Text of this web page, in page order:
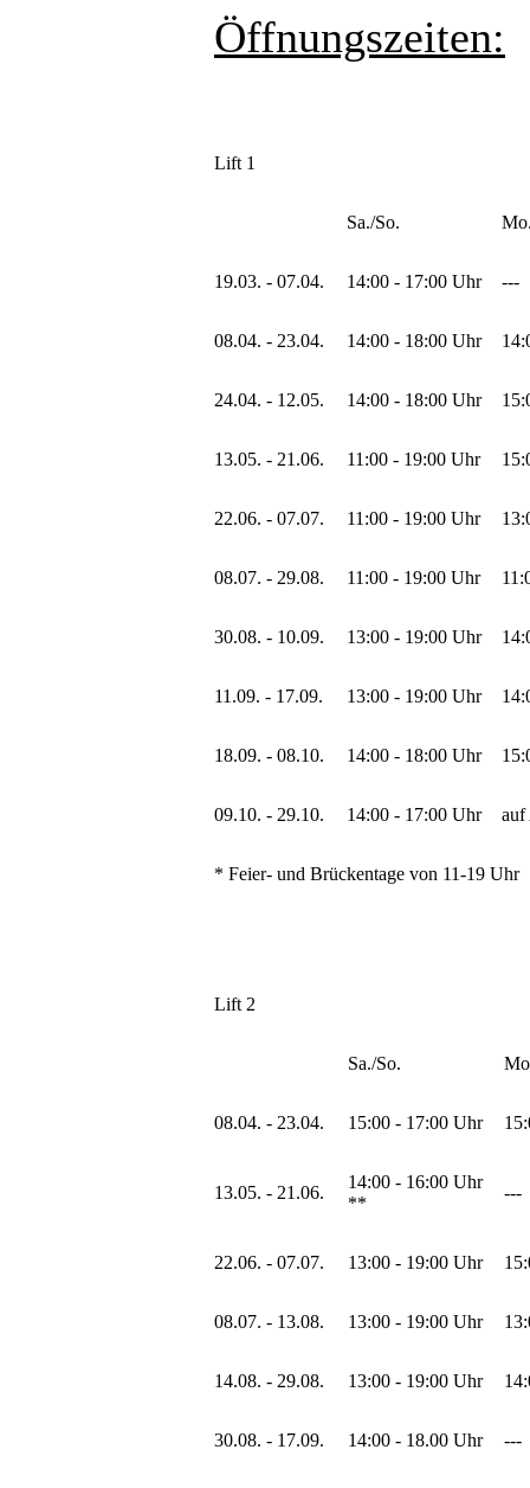
Öffnungszeiten:
Lift 1
Sa./So.
19.03. - 07.04. 14:00 - 17:00 Uhr ---
08.04. - 23.04. 14:00 - 18:00 Uhr
24.04. - 12.05. 14:00 - 18:00 Uhr
13.05. - 21.06. 11:00 - 19:00 Uhr
22.06. - 07.07. 11:00 - 19:00 Uhr
08.07. - 29.08. 11:00 - 19:00 Uhr
30.08. - 10.09. 13:00 - 19:00 Uhr
11.09. - 17.09. 13:00 - 19:00 Uhr
18.09. - 08.10. 14:00 - 18:00 Uhr
09.10. - 29.10. 14:00 - 17:00 Uhr auf
* Feier- und Brückentage von 11-19 Uhr
Lift 2
Sa./So.
08.04. - 23.04. 15:00 - 17:00 Uhr
13.05. - 21.06.
14:00 - 16:00 Uhr
**
---
22.06. - 07.07. 13:00 - 19:00 Uhr
08.07. - 13.08. 13:00 - 19:00 Uhr
14.08. - 29.08. 13:00 - 19:00 Uhr
30.08. - 17.09. 14:00 - 18.00 Uhr ---